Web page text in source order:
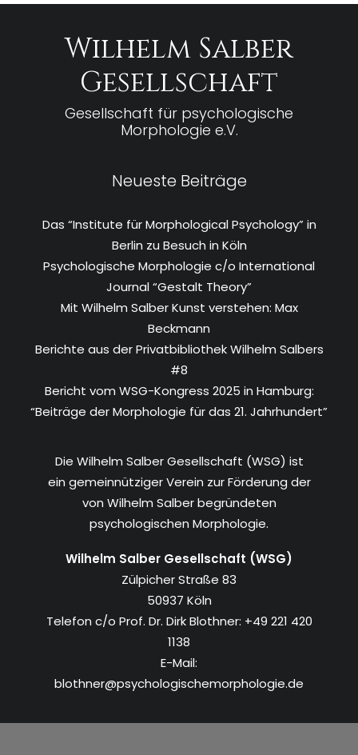
Wilhelm Salber
Gesellschaft
Gesellschaft für psychologische
Morphologie e.V.
Neueste Beiträge
Das “Institute für Morphological Psychology” in
Berlin zu Besuch in Köln
Psychologische Morphologie c/o International
Journal “Gestalt Theory”
Mit Wilhelm Salber Kunst verstehen: Max
Beckmann
Berichte aus der Privatbibliothek Wilhelm Salbers
#8
Bericht vom WSG-Kongress 2025 in Hamburg:
“Beiträge der Morphologie für das 21. Jahrhundert”
Die Wilhelm Salber Gesellschaft (WSG) ist
ein gemeinnütziger Verein zur Förderung der
von Wilhelm Salber begründeten
psychologischen Morphologie.
Wilhelm Salber Gesellschaft (WSG)
Zülpicher Straße 83
50937 Köln
Telefon c/o Prof. Dr. Dirk Blothner: +49 221 420
1138
E-Mail:
blothner@psychologischemorphologie.de